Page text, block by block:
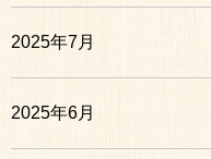
2025年7月
2025年6月